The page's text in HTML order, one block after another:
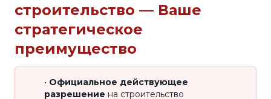
строительство — Ваше
стратегическое
преимущество
• Официальное действующее
разрешение на строительство